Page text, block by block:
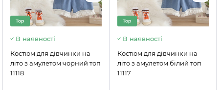
Top
В наявності
Костюм для дівчинки на
літо з амулетом чорний топ
11118
Top
В наявності
Костюм для дівчинки на
літо з амулетом білий топ
11117